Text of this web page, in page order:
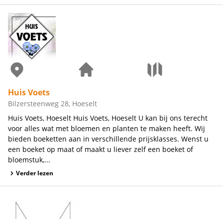
Huis Voets
Bilzersteenweg 28, Hoeselt
Huis Voets, Hoeselt Huis Voets, Hoeselt U kan bij ons terecht
voor alles wat met bloemen en planten te maken heeft. Wij
bieden boeketten aan in verschillende prijsklasses. Wenst u
een boeket op maat of maakt u liever zelf een boeket of
bloemstuk,...
Verder lezen